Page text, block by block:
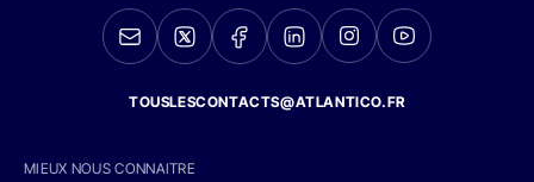
TOUSLESCONTACTS@ATLANTICO.FR
MIEUX NOUS CONNAITRE